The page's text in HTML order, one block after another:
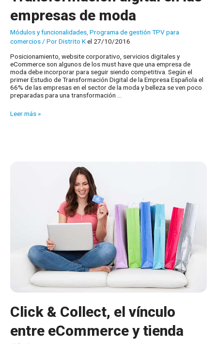
empresas de moda
Módulos y funcionalidades ,Programa de gestión TPV para
comercios / PorDistrito Kel 27/10/2016
Posicionamiento, website corporativo, servicios digitales y
eCommerce son algunos de los must have que una empresa de
moda debe incorporar para seguir siendo competitiva. Según el
primer Estudio de Transformación Digital de la Empresa Española el
66% de las empresas en el sector de la moda y belleza se ven poco
preparadas para una transformación …
Transformación
Leer más »
Click & Collect, el vínculo
entre eCommerce y tienda